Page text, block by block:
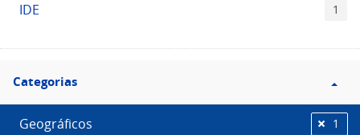
IDE 1
Filtro
Categorias
Categorias
Geográficos 1